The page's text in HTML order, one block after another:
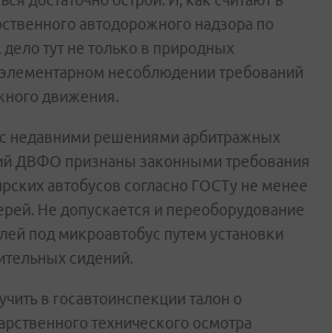
автодорожного надзора по
тут не только в природных
несоблюдении требований
движения.
с недавними решениями арбитражных
ДВФО признаны законными требования
автобусов согласно ГОСТу не менее
Не допускается и переоборудование
под микроавтобус путем установки
сидений.
в госавтоинспекции талон о
технического осмотра